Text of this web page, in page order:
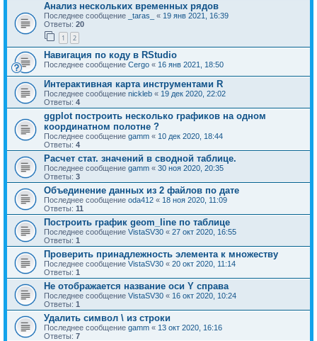
Анализ нескольких временных рядов
Последнее сообщение _taras_ « 19 янв 2021, 16:39
Ответы: 20
1 2
Навигация по коду в RStudio
Последнее сообщение Cergo « 16 янв 2021, 18:50
Интерактивная карта инструментами R
Последнее сообщение nickleb « 19 дек 2020, 22:02
Ответы: 4
ggplot построить несколько графиков на одном
координатном полотне ?
Последнее сообщение gamm « 10 дек 2020, 18:44
Ответы: 4
Расчет стат. значений в сводной таблице.
Последнее сообщение gamm « 30 ноя 2020, 20:35
Ответы: 3
Объединение данных из 2 файлов по дате
Последнее сообщение oda412 « 18 ноя 2020, 11:09
Ответы: 11
Построить график geom_line по таблице
Последнее сообщение VistaSV30 « 27 окт 2020, 16:55
Ответы: 1
Проверить принадлежность элемента к множеству
Последнее сообщение VistaSV30 « 20 окт 2020, 11:14
Ответы: 1
Не отображается название оси Y справа
Последнее сообщение VistaSV30 « 16 окт 2020, 10:24
Ответы: 1
Удалить символ \ из строки
Последнее сообщение gamm « 13 окт 2020, 16:16
Ответы: 7